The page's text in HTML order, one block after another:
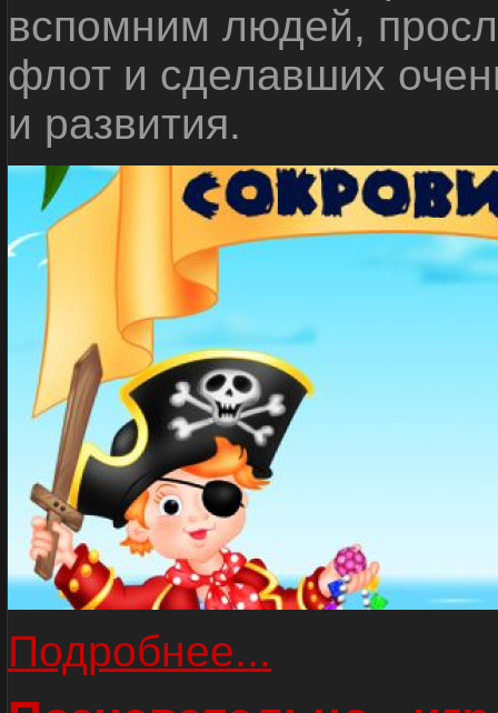
вспомним людей,
флот и сделавших
и развития.
Подробнее...